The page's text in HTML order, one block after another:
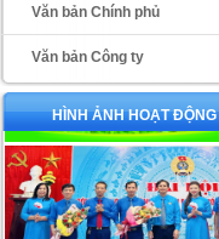
Văn bản Chính phủ
Văn bản Công ty
HÌNH ẢNH HOẠT ĐỘNG